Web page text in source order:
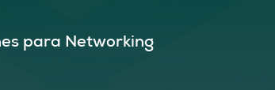
para Networking